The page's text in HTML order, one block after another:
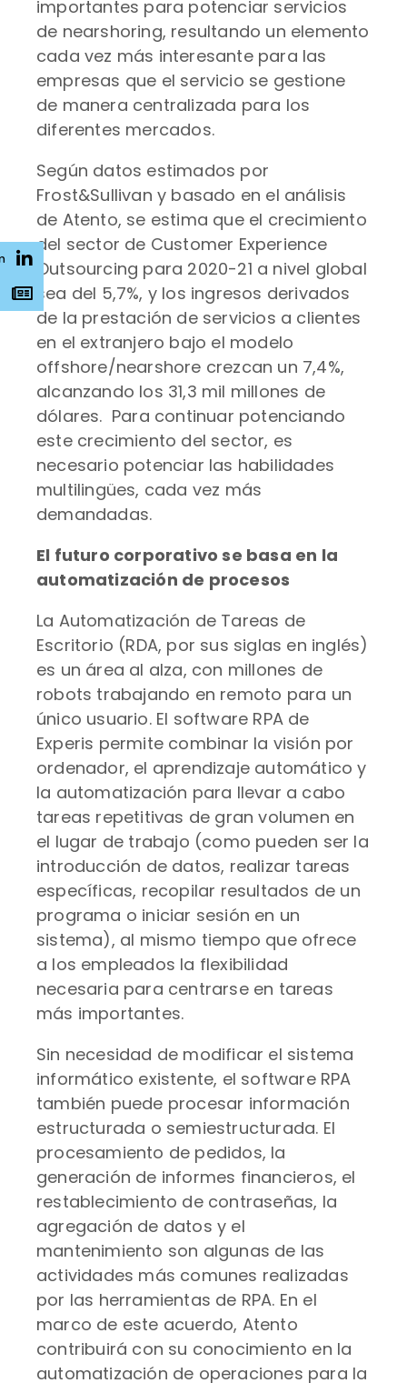
importantes para potenciar servicios
de nearshoring, resultando un elemento
cada vez más interesante para las
empresas que el servicio se gestione
de manera centralizada para los
diferentes mercados.
Según datos estimados por
Frost&Sullivan y basado en el análisis
de Atento, se estima que el crecimiento
del sector de Customer Experience
Outsourcing para 2020-21 a nivel global
sea del 5,7%, y los ingresos derivados
de la prestación de servicios a clientes
en el extranjero bajo el modelo
offshore/nearshore crezcan un 7,4%,
alcanzando los 31,3 mil millones de
dólares. Para continuar potenciando
este crecimiento del sector, es
necesario potenciar las habilidades
multilingües, cada vez más
demandadas.
El futuro corporativo se basa en la
automatización de procesos
La Automatización de Tareas de
Escritorio (RDA, por sus siglas en inglés)
es un área al alza, con millones de
robots trabajando en remoto para un
único usuario. El software RPA de
Experis permite combinar la visión por
ordenador, el aprendizaje automático y
la automatización para llevar a cabo
tareas repetitivas de gran volumen en
el lugar de trabajo (como pueden ser la
introducción de datos, realizar tareas
específicas, recopilar resultados de un
programa o iniciar sesión en un
sistema), al mismo tiempo que ofrece
a los empleados la flexibilidad
necesaria para centrarse en tareas
más importantes.
Sin necesidad de modificar el sistema
informático existente, el software RPA
también puede procesar información
estructurada o semiestructurada. El
procesamiento de pedidos, la
generación de informes financieros, el
restablecimiento de contraseñas, la
agregación de datos y el
mantenimiento son algunas de las
actividades más comunes realizadas
por las herramientas de RPA. En el
marco de este acuerdo, Atento
contribuirá con su conocimiento en la
automatización de operaciones para la